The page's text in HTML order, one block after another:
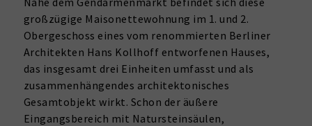
großzügige Maisonettewohnung im 1. und 2.
Obergeschoss eines vom renommierten Berliner
Architekten Hans Kollhoff entworfenen Hauses,
das insgesamt drei Einheiten umfasst und als
zusammenhängendes architektonisches
Gesamtobjekt wirkt. Schon der äußere
Eingangsbereich mit Natursteinsäulen,